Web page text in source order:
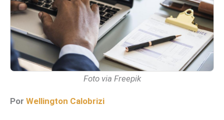
Foto via Freepik
Por Wellington Calobrizi